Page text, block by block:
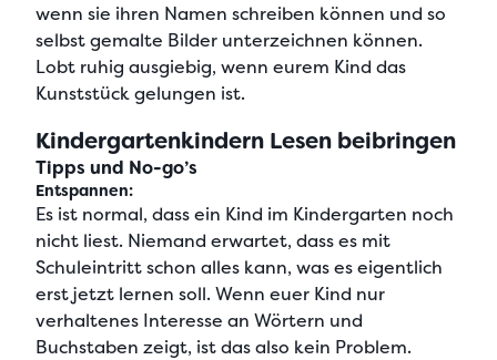
wenn sie ihren Namen schreiben können und so
selbst gemalte Bilder unterzeichnen können.
Lobt ruhig ausgiebig, wenn eurem Kind das
Kunststück gelungen ist.
Kindergartenkindern Lesen beibringen
Tipps und No-go’s
Entspannen:
Es ist normal, dass ein Kind im Kindergarten noch
nicht liest. Niemand erwartet, dass es mit
Schuleintritt schon alles kann, was es eigentlich
erst jetzt lernen soll. Wenn euer Kind nur
verhaltenes Interesse an Wörtern und
Buchstaben zeigt, ist das also kein Problem.